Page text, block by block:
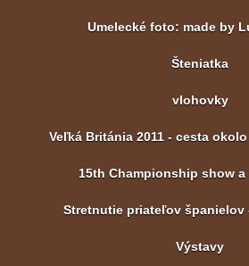
Umelecké foto: made by
Šteniatka
vlohovky
Veľká Británia 2011 - cesta
15th Championship show
Stretnutie priateľov španielov
Výstavy